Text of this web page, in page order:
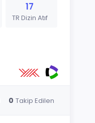
17
TR Dizin Atıf
0 Takip Edilen